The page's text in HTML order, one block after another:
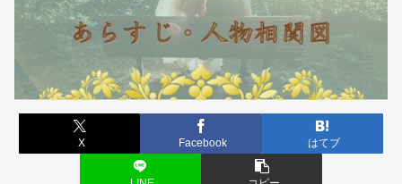
X Facebook はてブ